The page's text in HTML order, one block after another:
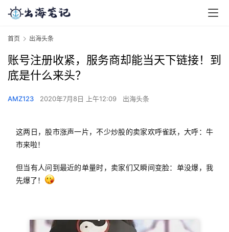
首页 出海头条
账号注册收紧，服务商却能当天下链接！到
底是什么来头？
AMZ123 2020年7月8日 上午12:09 出海头条
这两日，股市涨声一片，不少炒股的卖家欢呼雀跃，大呼：牛
市来啦！
但当有人问到最近的单量时，卖家们又瞬间变脸：单没爆，我
先爆了！